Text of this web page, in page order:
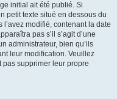
initial ait été publié. Si
petit texte situé en dessous du
modifié, contenant la date
pas s’il s’agit d’une
administrateur, bien qu’ils
leur modification. Veuillez
supprimer leur propre